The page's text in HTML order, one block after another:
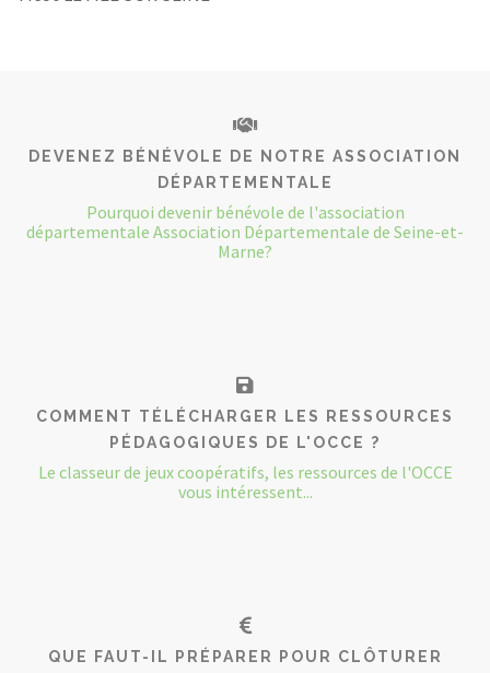
DEVENEZ BÉNÉVOLE DE NOTRE ASSOCIATION
DÉPARTEMENTALE
Pourquoi devenir bénévole de l'association
départementale Association Départementale de Seine-et-
Marne?
COMMENT TÉLÉCHARGER LES RESSOURCES
PÉDAGOGIQUES DE L'OCCE ?
Le classeur de jeux coopératifs, les ressources de l'OCCE
vous intéressent...
QUE FAUT-IL PRÉPARER POUR CLÔTURER